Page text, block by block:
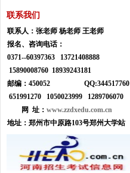
联系我们
联系人： 张老师 杨老师 王老师
报名、咨询电话：
0371--60397363 13721408888
15890008760 18939243181
邮编：450052 QQ:344517760
651991270 1050023999
1289706070
网 址： www.zzdxedu.com.cn
地址： 郑州市中原路103号郑州大学站